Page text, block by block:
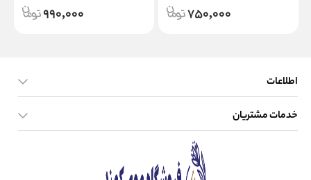
750,000
990,000
اطلاعات
صفحه اصلی
خدمات مشتریان